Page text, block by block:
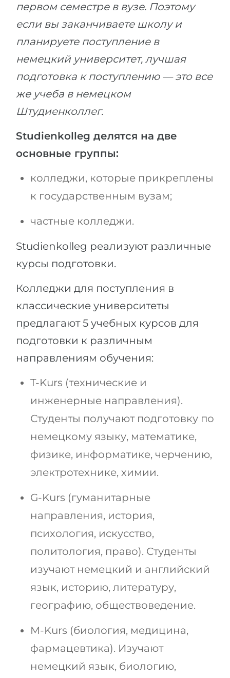
первом семестре в вузе. Поэтому
если вы заканчиваете школу и
планируете поступление в
немецкий университет, лучшая
подготовка к поступлению — это все
же учеба в немецком
Штудиенколлег.
Studienkolleg делятся на две
основные группы:
колледжи, которые прикреплены
к государственным вузам;
частные колледжи.
Studienkolleg реализуют различные
курсы подготовки.
Колледжи для поступления в
классические университеты
предлагают 5 учебных курсов для
подготовки к различным
направлениям обучения:
T-Kurs (технические и
инженерные направления).
Студенты получают подготовку по
немецкому языку, математике,
физике, информатике, черчению,
электротехнике, химии.
G-Kurs (гуманитарные
направления, история,
психология, искусство,
политология, право). Студенты
изучают немецкий и английский
язык, историю, литературу,
географию, обществоведение.
M-Kurs (биология, медицина,
фармацевтика). Изучают
немецкий язык, биологию,